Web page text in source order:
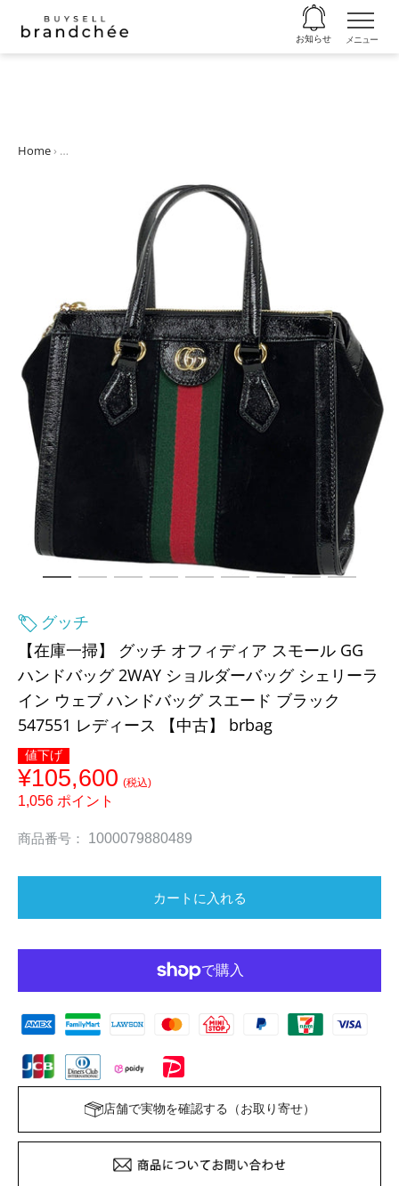
お知らせ メニュー
Home › 【在庫一掃】 グッチ オフィディア スモール GG ハンドバッグ
グッチ
【在庫一掃】 グッチ オフィディア スモール GG
ハンドバッグ 2WAY ショルダーバッグ シェリーラ
イン ウェブ ハンドバッグ スエード ブラック
547551 レディース 【中古】 brbag
値下げ
¥105,600
1,056 ポイント
商品番号： 1000079880489
店舗で実物を確認する（お取り寄せ）